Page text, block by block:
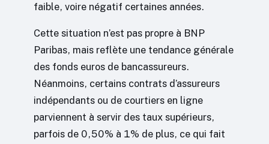
faible, voire négatif certaines années.
Cette situation n’est pas propre à BNP
Paribas, mais reflète une tendance générale
des fonds euros de bancassureurs.
Néanmoins, certains contrats d’assureurs
indépendants ou de courtiers en ligne
parviennent à servir des taux supérieurs,
parfois de 0,50% à 1% de plus, ce qui fait